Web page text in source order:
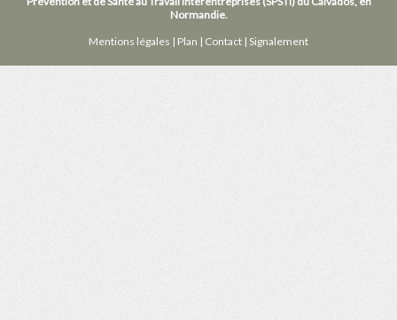
Normandie.
Mentions légales | Plan | Contact | Signalement